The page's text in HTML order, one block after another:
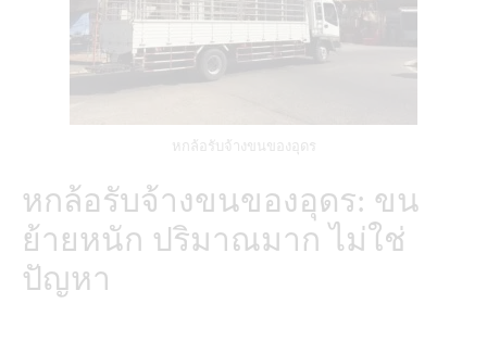
หกล้อรับจ้างขนของอุดร
หกล้อรับจ้างขนของอุดร: ขน
ย้ายหนัก ปริมาณมาก ไม่ใช่
ปัญหา